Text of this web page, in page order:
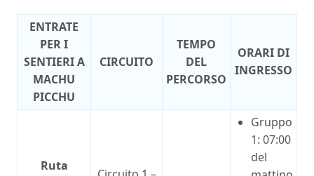
ENTRATE
PER I
SENTIERI A
MACHU
PICCHU
CIRCUITO
TEMPO
DEL
PERCORSO
ORARI DI
INGRESSO
Ruta
Gruppo
1: 07:00
del